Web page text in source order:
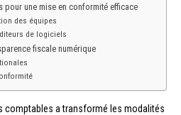
pour une mise en conformité efficace
des équipes
de logiciels
fiscale numérique
comptables a transformé les modalités